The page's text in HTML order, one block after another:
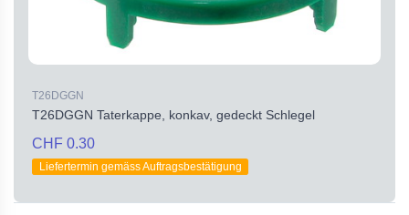
T26DGGN
T26DGGN Taterkappe, konkav, gedeckt Schlegel
CHF 0.30
Liefertermin gemäss Auftragsbestätigung